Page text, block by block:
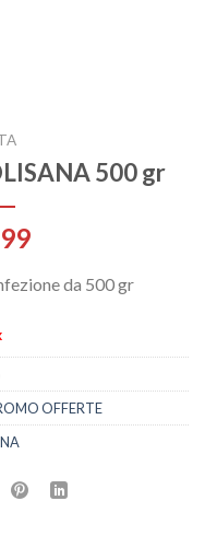
500 gr
da 500 gr
OFFERTE